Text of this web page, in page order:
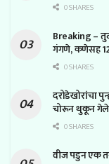
0 SHARES
Breaking –
गंगणे, कणेसह 12
0 SHARES
दरोडेखोरांचा
चोरून थुकून गेले
0 SHARES
वीज पडुन एक